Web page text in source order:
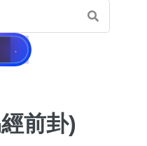
前卦)